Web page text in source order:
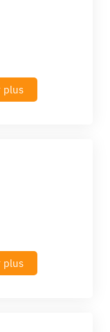
plus
plus